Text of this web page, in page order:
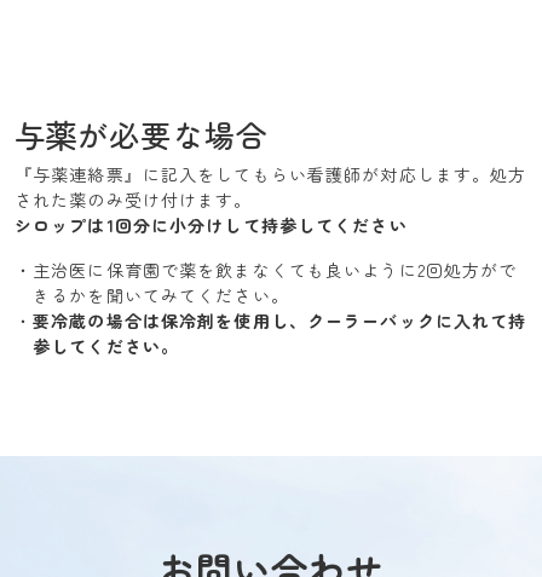
与薬が必要な場合
『与薬連絡票』に記入をしてもらい看護師が対応します。処方
された薬のみ受け付けます。
シロップは1回分に小分けして持参してください
主治医に保育園で薬を飲まなくても良いように2回処方がで
きるかを聞いてみてください。
要冷蔵の場合は保冷剤を使用し、クーラーバックに入れて持
参してください。